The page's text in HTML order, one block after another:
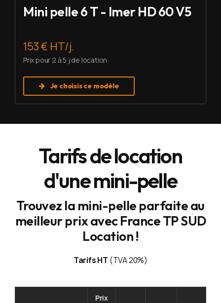
Mini pelle 6 T - Imer HD 60 V5
153 € HT/j.
Prix pour 2 à 5 j de location
Je choisis ce modèle
Tarifs de location
d'une mini-pelle
Trouvez la mini-pelle parfaite au
meilleur prix avec France TP SUD
Location !
Tarifs HT (TVA 20%)
Prix